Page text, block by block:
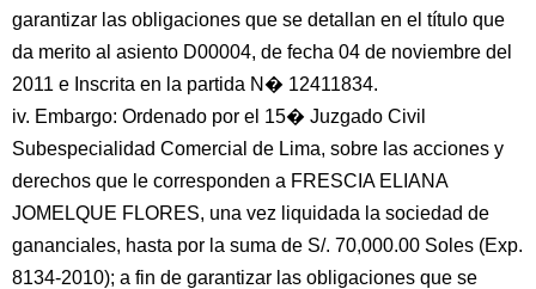
garantizar las obligaciones que se detallan en el título que
da merito al asiento D00004, de fecha 04 de noviembre del
2011 e Inscrita en la partida N� 12411834.
iv. Embargo: Ordenado por el 15� Juzgado Civil
Subespecialidad Comercial de Lima, sobre las acciones y
derechos que le corresponden a FRESCIA ELIANA
JOMELQUE FLORES, una vez liquidada la sociedad de
gananciales, hasta por la suma de S/. 70,000.00 Soles (Exp.
8134-2010); a fin de garantizar las obligaciones que se